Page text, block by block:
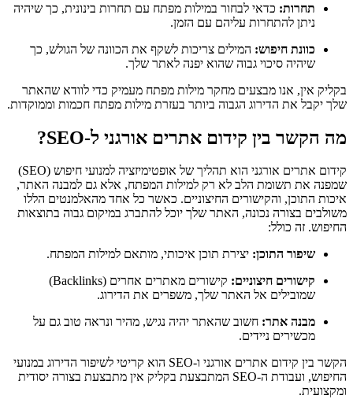
תחרות: כדאי לבחור במילות מפתח עם תחרות בינונית, כך שיהיה
ניתן להתחרות עליהם עם הזמן.
כוונת חיפוש: המילים צריכות לשקף את הכוונה של הגולש, כך
שיהיה סיכוי גבוה שהוא יפנה לאתר שלך.
בקליק אין, אנו מבצעים מחקר מילות מפתח מעמיק כדי לוודא שהאתר
שלך יקבל את הדירוג הגבוה ביותר בעזרת מילות מפתח חכמות וממוקדות.
מה הקשר בין קידום אתרים אורגני ל-SEO?
קידום אתרים אורגני הוא תהליך של אופטימיזציה למנועי חיפוש (SEO)
שמפנה את תשומת הלב לא רק למילות המפתח, אלא גם למבנה האתר,
איכות התוכן, והקישורים החיצוניים. כאשר כל אחד מהאלמנטים הללו
משולבים בצורה נכונה, האתר שלך יוכל להתברג במיקום גבוה בתוצאות
החיפוש. זה כולל:
שיפור התוכן: יצירת תוכן איכותי, מותאם למילות המפתח.
קישורים חיצוניים:
קישורים מאתרים אחרים (Backlinks)
שמובילים אל האתר שלך, משפרים את הדירוג.
מבנה אתר: חשוב שהאתר יהיה נגיש, מהיר ונראה טוב גם על
מכשירים ניידים.
הקשר בין קידום אתרים אורגני ו-SEO הוא קריטי לשיפור הדירוג במנועי
החיפוש, ועבודת ה-SEO המתבצעת בקליק אין מתבצעת בצורה יסודית
ומקצועית.